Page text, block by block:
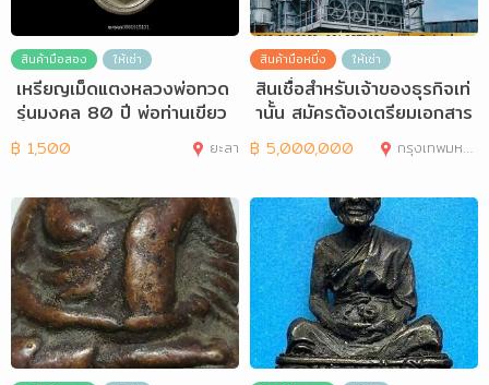
สินค้ามือสอง ให้เช่า
เหรียญเม็ดแตงหลวงพ่อทวด
รุ่นมงคล 80 ปี พ่อท่านเขียว
วัดห้วยเ
฿ 1,500 ยะลา
สินค้ามือหนึ่ง ให้เช่า
สินเชื่อสำหรับเจ้าของธุรกิจเท่
านั้น สมัครต้องเตรียมเอกสาร
อะ
฿ 5,000,000 กรุงเทพมหานคร